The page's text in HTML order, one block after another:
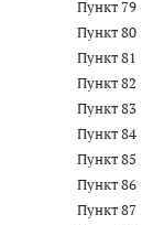
Пункт 79
Пункт 80
Пункт 81
Пункт 82
Пункт 83
Пункт 84
Пункт 85
Пункт 86
Пункт 87